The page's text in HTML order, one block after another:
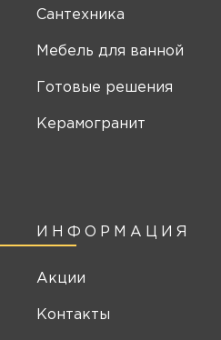
ИНФОРМАЦИЯ
Акции
Контакты
Сантехника
Мебель для ванной
Готовые решения
Керамогранит